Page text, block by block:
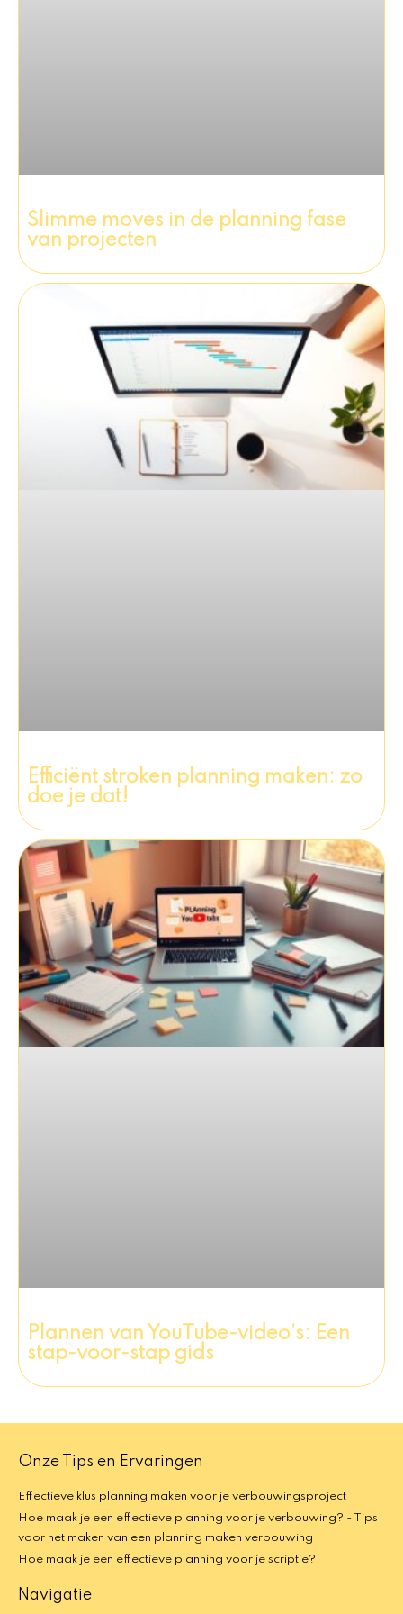
Slimme moves in de planning fase
van projecten
Efficiënt stroken planning maken: zo
doe je dat!
Plannen van YouTube-video’s: Een
stap-voor-stap gids
Onze Tips en Ervaringen
Effectieve klus planning maken voor je verbouwingsproject
Hoe maak je een effectieve planning voor je verbouwing? - Tips
voor het maken van een planning maken verbouwing
Hoe maak je een effectieve planning voor je scriptie?
Navigatie